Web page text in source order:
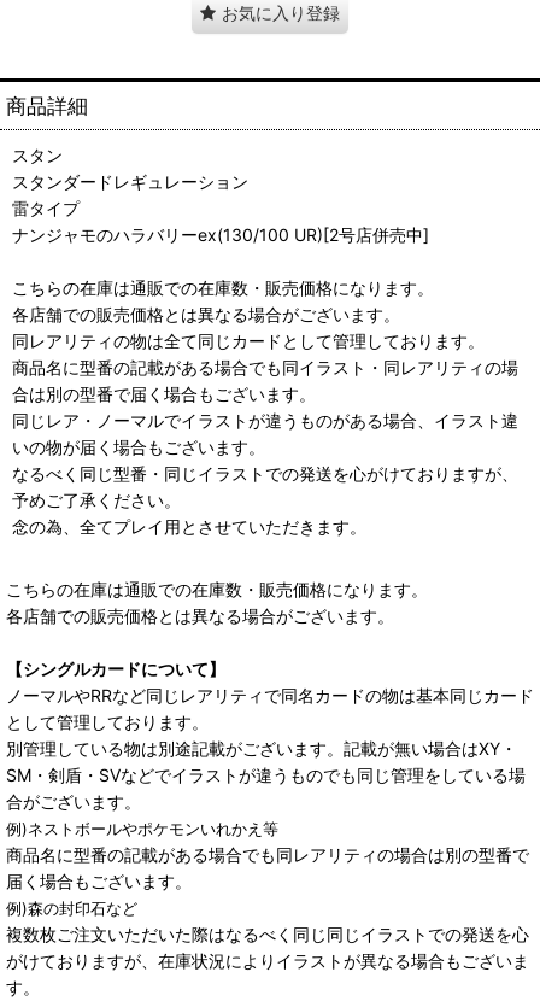
お気に入り登録
商品詳細
スタン
スタンダードレギュレーション
雷タイプ
ナンジャモのハラバリーex(130/100 UR)[2号店併売中]
こちらの在庫は通販での在庫数・販売価格になります。
各店舗での販売価格とは異なる場合がございます。
同レアリティの物は全て同じカードとして管理しております。
商品名に型番の記載がある場合でも同イラスト・同レアリティの場
合は別の型番で届く場合もございます。
同じレア・ノーマルでイラストが違うものがある場合、イラスト違
いの物が届く場合もございます。
なるべく同じ型番・同じイラストでの発送を心がけておりますが、
予めご了承ください。
念の為、全てプレイ用とさせていただきます。
こちらの在庫は通販での在庫数・販売価格になります。
各店舗での販売価格とは異なる場合がございます。
【シングルカードについて】
ノーマルやRRなど同じレアリティで同名カードの物は基本同じカード
として管理しております。
別管理している物は別途記載がございます。記載が無い場合はXY・
SM・剣盾・SVなどでイラストが違うものでも同じ管理をしている場
合がございます。
例)ネストボールやポケモンいれかえ等
商品名に型番の記載がある場合でも同レアリティの場合は別の型番で
届く場合もございます。
例)森の封印石など
複数枚ご注文いただいた際はなるべく同じ同じイラストでの発送を心
がけておりますが、在庫状況によりイラストが異なる場合もございま
す。